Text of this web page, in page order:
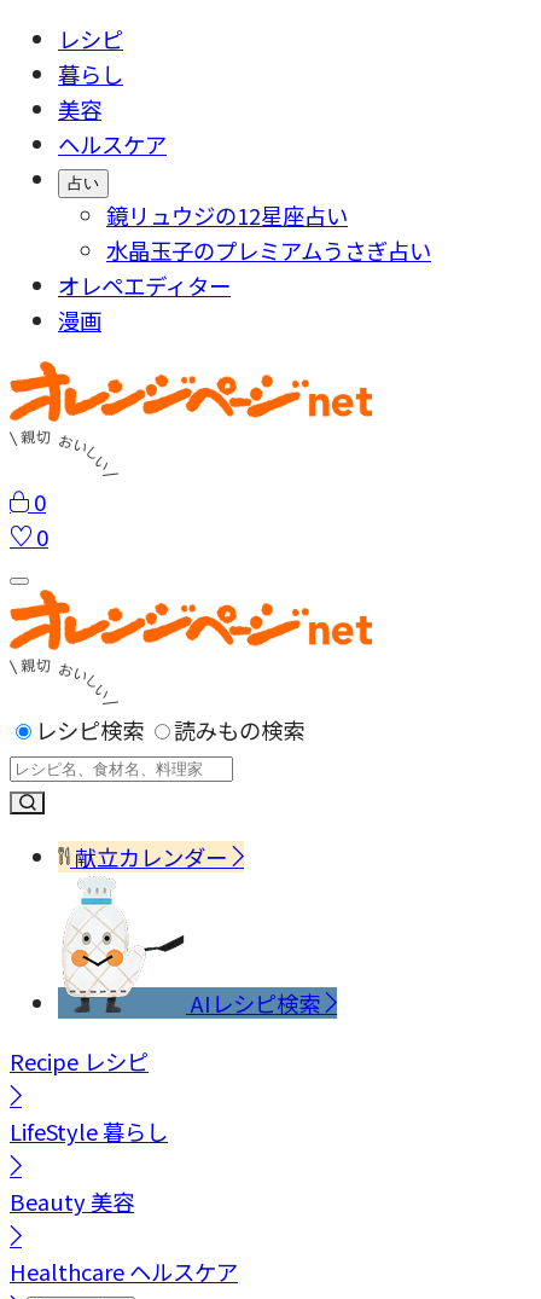
レシピ
暮らし
美容
ヘルスケア
占い
鏡リュウジの12星座占い
水晶玉子のプレミアムうさぎ占い
オレペエディター
漫画
0
0
レシピ検索 読みもの検索
献立カレンダー
AIレシピ検索
Recipe レシピ
LifeStyle暮らし
Beauty美容
Healthcareヘルスケア